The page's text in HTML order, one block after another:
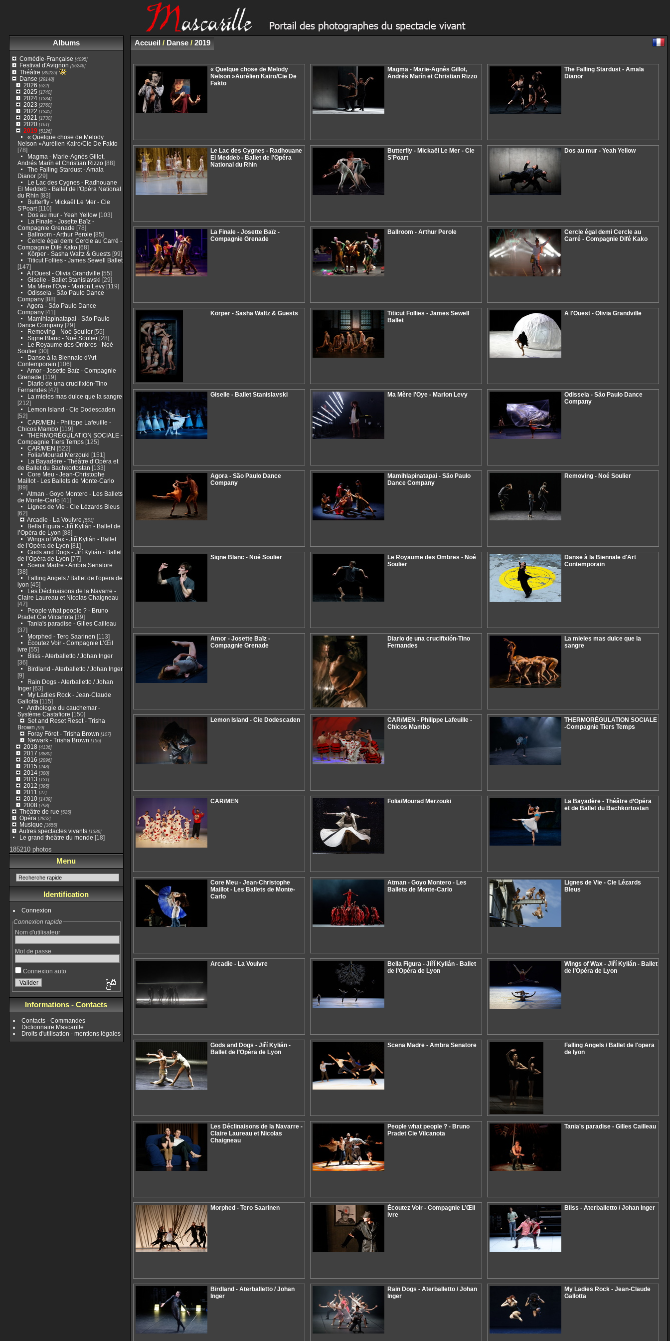
Albums
Comédie-Française [4095]
Festival d'Avignon [56246]
Théâtre [89225]
Danse [29148]
2026 [622]
2025 [1740]
2024[1334]
2023 [2760]
2022 [1345]
2021 [1730]
2020[161]
2019[5126]
« Quelque chose de Melody
Nelson »Aurélien Kairo/Cie De Fakto
[78]
Magma - Marie-Agnès Gillot,
Andrés Marín et Christian Rizzo[88]
The Falling Stardust - Amala
Dianor[29]
Le Lac des Cygnes - Radhouane
El Meddeb - Ballet de l'Opéra National
du Rhin [83]
Butterfly - Mickaël Le Mer - Cie
S'Poart[110]
Dos au mur - Yeah Yellow[103]
La Finale - Josette Baïz -
Compagnie Grenade [78]
Ballroom - Arthur Perole [85]
Cercle égal demi Cercle au Carré -
Compagnie Difé Kako[68]
Körper - Sasha Waltz & Guests[99]
Titicut Follies - James Sewell Ballet
[147]
A l'Ouest - Olivia Grandville [55]
Giselle - Ballet Stanislavski [29]
Ma Mère l'Oye - Marion Levy[119]
Odisseia - São Paulo Dance
Company[88]
Agora - São Paulo Dance
Company[41]
Mamihlapinatapai - São Paulo
Dance Company[29]
Removing - Noé Soulier[55]
Signe Blanc - Noé Soulier[28]
Le Royaume des Ombres - Noé
Soulier[30]
Danse à la Biennale d'Art
Contemporain [106]
Amor - Josette Baïz - Compagnie
Grenade [119]
Diario de una crucifixión-Tino
Fernandes[47]
La mieles mas dulce que la sangre
[212]
Lemon Island - Cie Dodescaden
[52]
CAR/MEN - Philippe Lafeuille -
Chicos Mambo [119]
THERMORÉGULATION SOCIALE -
Compagnie Tiers Temps[125]
CAR/MEN [522]
Folia/Mourad Merzouki [151]
La Bayadère - Théâtre d’Opéra et
de Ballet du Bachkortostan [133]
Core Meu - Jean-Christophe
Maillot - Les Ballets de Monte-Carlo
[89]
Atman - Goyo Montero - Les Ballets
de Monte-Carlo[41]
Lignes de Vie - Cie Lézards Bleus
[62]
Arcadie - La Vouivre [551]
Bella Figura - Jiří Kylián - Ballet de
l’Opéra de Lyon [88]
Wings of Wax - Jiří Kylián - Ballet
de l’Opéra de Lyon [81]
Gods and Dogs - Jiří Kylián - Ballet
de l’Opéra de Lyon [77]
Scena Madre - Ambra Senatore
[38]
Falling Angels / Ballet de l'opera de
lyon [45]
Les Déclinaisons de la Navarre -
Claire Laureau et Nicolas Chaigneau
[47]
People what people ? - Bruno
Pradet Cie Vilcanota [39]
Tania's paradise - Gilles Cailleau
[37]
Morphed - Tero Saarinen [113]
Écoutez Voir - Compagnie L’Œil
ivre [55]
Bliss - Aterballetto / Johan Inger
[36]
Birdland - Aterballetto / Johan Inger
[9]
Rain Dogs - Aterballetto / Johan
Inger[63]
My Ladies Rock - Jean-Claude
Gallotta [115]
Anthologie du cauchemar -
Système Castafiore [150]
Set and Reset Reset - Trisha
Brown [99]
Foray Fôret - Trisha Brown [107]
Newark - Trisha Brown [156]
2018 [4136]
2017 [3880]
2016 [2896]
2015 [248]
2014[380]
2013 [131]
2012 [395]
2011 [27]
2010[1439]
2008 [798]
Théâtre de rue [525]
Opéra [2852]
Musique [3655]
Autres spectacles vivants[1386]
Le grand théâtre du monde [18]
185210 photos
Menu
Identification
Connexion
Connexion rapide
Nom d'utilisateur
Mot de passe
Connexion auto
Informations - Contacts
Contacts - Commandes
Dictionnaire Mascarille
Droits d'utilisation - mentions légales
Accueil/ Danse/ 2019
« Quelque chose de Melody
Nelson »Aurélien Kairo/Cie De
Fakto
Magma - Marie-Agnès Gillot,
Andrés Marín et Christian Rizzo
The Falling Stardust - Amala
Dianor
Le Lac des Cygnes - Radhouane
El Meddeb - Ballet de l'Opéra
National du Rhin
Butterfly - Mickaël Le Mer - Cie
S'Poart
Dos au mur - Yeah Yellow
La Finale - Josette Baïz -
Compagnie Grenade
Ballroom - Arthur Perole
Cercle égal demi Cercle au
Carré - Compagnie Difé Kako
Körper - Sasha Waltz & Guests
Titicut Follies - James Sewell
Ballet
A l'Ouest - Olivia Grandville
Giselle - Ballet Stanislavski Ma Mère l'Oye - Marion Levy
Odisseia - São Paulo Dance
Company
Agora - São Paulo Dance
Company
Mamihlapinatapai - São Paulo
Dance Company
Removing - Noé Soulier
Signe Blanc - Noé Soulier
Le Royaume des Ombres - Noé
Soulier
Danse à la Biennale d'Art
Contemporain
Amor - Josette Baïz -
Compagnie Grenade
Diario de una crucifixión-Tino
Fernandes
La mieles mas dulce que la
sangre
Lemon Island - Cie Dodescaden
CAR/MEN - Philippe Lafeuille -
Chicos Mambo
THERMORÉGULATION SOCIALE
-Compagnie Tiers Temps
CAR/MEN Folia/Mourad Merzouki
La Bayadère - Théâtre d’Opéra
et de Ballet du Bachkortostan
Core Meu - Jean-Christophe
Maillot - Les Ballets de Monte-
Carlo
Atman - Goyo Montero - Les
Ballets de Monte-Carlo
Lignes de Vie - Cie Lézards
Bleus
Arcadie - La Vouivre
Bella Figura - Jiří Kylián - Ballet
de l’Opéra de Lyon
Wings of Wax - Jiří Kylián - Ballet
de l’Opéra de Lyon
Gods and Dogs - Jiří Kylián -
Ballet de l’Opéra de Lyon
Scena Madre - Ambra Senatore
Falling Angels / Ballet de l'opera
de lyon
Les Déclinaisons de la Navarre -
Claire Laureau et Nicolas
Chaigneau
People what people ? - Bruno
Pradet Cie Vilcanota
Tania's paradise - Gilles Cailleau
Morphed - Tero Saarinen
Écoutez Voir - Compagnie L’Œil
ivre
Bliss - Aterballetto / Johan Inger
Birdland - Aterballetto / Johan
Inger
Rain Dogs - Aterballetto / Johan
Inger
My Ladies Rock - Jean-Claude
Gallotta